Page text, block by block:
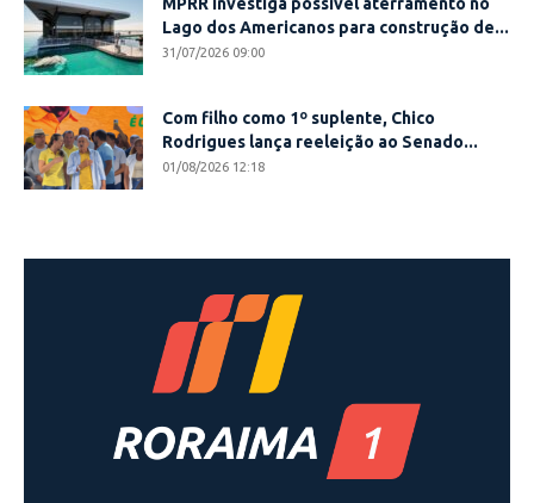
Lago dos Americanos para construção de...
31/07/2026 09:00
Com filho como 1º suplente, Chico
Rodrigues lança reeleição ao Senado...
01/08/2026 12:18